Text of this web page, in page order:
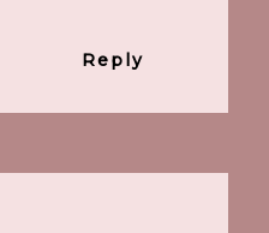
Reply